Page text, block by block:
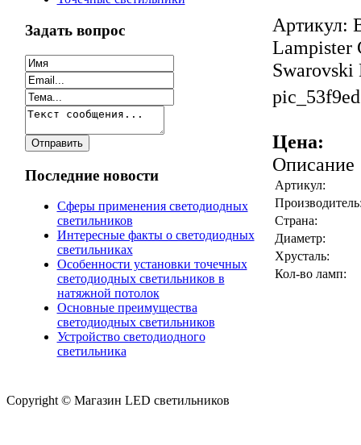
Задать вопрос
Последние новости
Сферы применения светодиодных
светильников
Интересные факты о светодиодных
светильниках
Особенности установки точечных
светодиодных светильников в
натяжной потолок
Основные преимущества
светодиодных светильников
Устройство светодиодного
светильника
Артикул:
Lampister
Swarovski
Цена:
Описание
Артикул:
Страна:
Диаметр:
Хрусталь:
Кол-во ламп:
Copyright © Магазин LED светильников